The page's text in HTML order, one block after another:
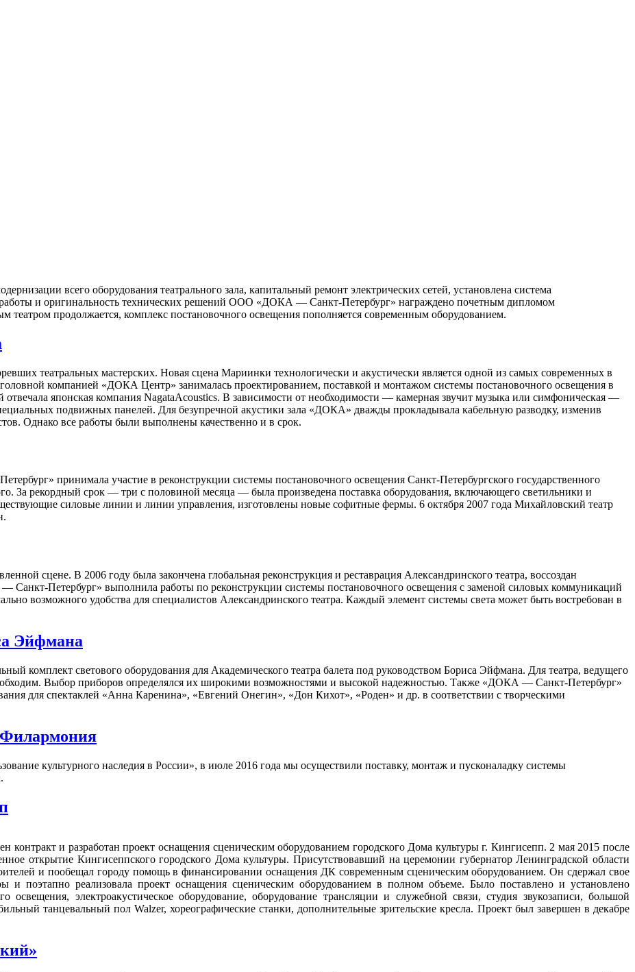
всего оборудования театрального зала, капитальный ремонт электрических сетей, установлена система
работы и оригинальность технических решений ООО «ДОКА — Санкт-Петербург» награждено почетным дипломом
продолжается, комплекс постановочного освещения пополняется современным оборудованием.
театральных мастерских. Новая сцена Мариинки технологически и акустически является одной из самых современных в
компанией «ДОКА Центр» занималась проектированием, поставкой и монтажом системы постановочного освещения в
отвечала японская компания NagataAcoustics. В зависимости от необходимости — камерная звучит музыка или симфоническая —
подвижных панелей. Для безупречной акустики зала «ДОКА» дважды прокладывала кабельную разводку, изменив
Однако все работы были выполнены качественно и в срок.
принимала участие в реконструкции системы постановочного освещения Санкт-Петербургского государственного
За рекордный срок — три с половиной месяца — была произведена поставка оборудования, включающего светильники и
силовые линии и линии управления, изготовлены новые софитные фермы. 6 октября 2007 года Михайловский театр
сцене. В 2006 году была закончена глобальная реконструкция и реставрация Александринского театра, воссоздан
Петербург» выполнила работы по реконструкции системы постановочного освещения с заменой силовых коммуникаций
возможного удобства для специалистов Александринского театра. Каждый элемент системы света может быть востребован в
Эйфмана
комплект светового оборудования для Академического театра балета под руководством Бориса Эйфмана. Для театра, ведущего
Выбор приборов определялся их широкими возможностями и высокой надежностью. Также «ДОКА — Санкт-Петербург»
для спектаклей «Анна Каренина», «Евгений Онегин», «Дон Кихот», «Роден» и др. в соответствии с творческими
Филармония
культурного наследия в России», в июле 2016 года мы осуществили поставку, монтаж и пусконаладку системы
и разработан проект оснащения сценическим оборудованием городского Дома культуры г. Кингисепп. 2 мая 2015 после
открытие Кингисеппского городского Дома культуры. Присутствовавший на церемонии губернатор Ленинградской области
и пообещал городу помощь в финансировании оснащения ДК современным сценическим оборудованием. Он сдержал свое
и поэтапно реализовала проект оснащения сценическим оборудованием в полном объеме. Было поставлено и установлено
освещения, электроакустическое оборудование, оборудование трансляции и служебной связи, студия звукозаписи, большой
танцевальный пол Walzer, хореографические станки, дополнительные зрительские кресла. Проект был завершен в декабре